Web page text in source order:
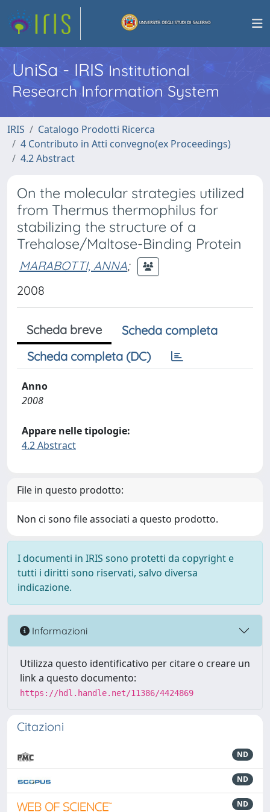
UniSa - IRISInstitutional
Research Information System
IRIS
Catalogo Prodotti Ricerca
4 Contributo in Atti convegno(ex Proceedings)
4.2 Abstract
On the molecular strategies utilized
from Thermus thermophilus for
stabilizing the structure of a
Trehalose/Maltose-Binding Protein
MARABOTTI, ANNA;
2008
Scheda breve
Scheda completa
Scheda completa (DC)
Anno
2008
Appare nelle tipologie:
4.2 Abstract
File in questo prodotto:
Non ci sono file associati a questo prodotto.
I documenti in IRIS sono protetti da copyright e
tutti i diritti sono riservati, salvo diversa
indicazione.
Informazioni
Utilizza questo identificativo per citare o creare un
link a questo documento:
https://hdl.handle.net/11386/4424869
Citazioni
ND
ND
ND